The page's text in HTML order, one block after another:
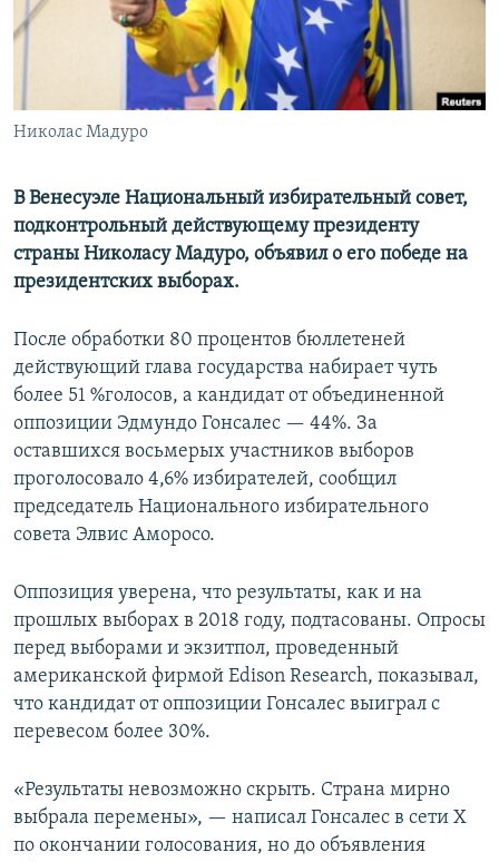
ПОБЕДИТЕЛЕЙ НЕ СУДЯТ?
КРЫМ.НЕПОКОРЕННЫЙ
УКРАИНСКАЯ ПРОБЛЕМА КРЫМА
ПРИСОЕДИНЯЙТЕСЬ!
Николас Мадуро
В Венесуэле Национальный избирательный совет,
подконтрольный действующему президенту
страны Николасу Мадуро, объявил о его победе на
президентских выборах.
После обработки 80 процентов бюллетеней
действующий глава государства набирает чуть
более 51 %голосов, а кандидат от объединенной
оппозиции Эдмундо Гонсалес — 44%. За
оставшихся восьмерых участников выборов
проголосовало 4,6% избирателей, сообщил
председатель Национального избирательного
совета Элвис Аморосо.
Оппозиция уверена, что результаты, как и на
прошлых выборах в 2018 году, подтасованы. Опросы
перед выборами и экзитпол, проведенный
американской фирмой Edison Research, показывал,
что кандидат от оппозиции Гонсалес выиграл с
перевесом более 30%.
«Результаты невозможно скрыть. Страна мирно
выбрала перемены», — написал Гонсалес в сети Х
по окончании голосования, но до объявления